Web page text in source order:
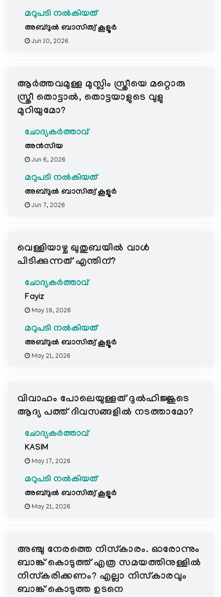
മറുപടി നൽകിയത്
അബ്ദുല്‍ ബാസിത്വ് കൂളൂര്‍
Jun 10, 2026
ആർത്തവമുള്ള മുസ്ലിം സ്ത്രീയെ മറ്റൊരു
സ്ത്രീ തൊട്ടാൽ, തൊട്ടയാളുടെ വുളു
മുറിയുമോ?
ചോദ്യകർത്താവ്
അൻസിയ
Jun 6, 2026
മറുപടി നൽകിയത്
അബ്ദുല്‍ ബാസിത്വ് കൂളൂര്‍
Jun 7, 2026
വെള്ളിയാഴ്ച ഖുതുബയിൽ വാൾ
പിടിക്കുന്നത് എന്തിന്?
ചോദ്യകർത്താവ്
Fayiz
May 19, 2026
മറുപടി നൽകിയത്
അബ്ദുല്‍ ബാസിത്വ് കൂളൂര്‍
May 21, 2026
വിവാഹം പോലെയുള്ളത് ദുൽഹിജ്ജുടെ
ആദ്യ പത്ത് ദിവസങ്ങളിൽ നടത്താമോ?
ചോദ്യകർത്താവ്
KASIM
May 17, 2026
മറുപടി നൽകിയത്
അബ്ദുല്‍ ബാസിത്വ് കൂളൂര്‍
May 21, 2026
അഞ്ചു നേരത്തെ നിസ്കാരം. ഓരോന്നും
ബാങ്ക് കൊടുത്ത് എത്ര സമയത്തിനുള്ളിൽ
നിസ്കരിക്കണം? എല്ലാ നിസ്കാരവും
ബാങ്ക് കൊടുത്ത ഉടനെ